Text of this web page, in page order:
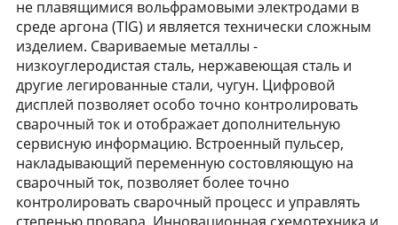
не плавящимися вольфрамовыми электродами в
среде аргона (TIG) и является технически сложным
изделием. Свариваемые металлы -
низкоуглеродистая сталь, нержавеющая сталь и
другие легированные стали, чугун. Цифровой
дисплей позволяет особо точно контролировать
сварочный ток и отображает дополнительную
сервисную информацию. Встроенный пульсер,
накладывающий переменную состовляющую на
сварочный ток, позволяет более точно
контролировать сварочный процесс и управлять